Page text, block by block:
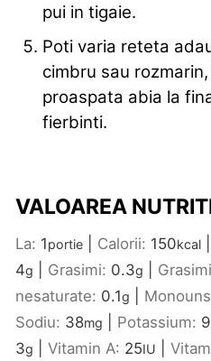
pui in tigaie.
Poti varia reteta
cimbru sau
proaspata abia la
fierbinti.
VALOAREA
La: 1portie Calorii: 150kcal
4g Grasimi: 0.3g
nesaturate: 0.1g
Sodiu: 38mg Potassium:
3g Vitamin A: 25IU